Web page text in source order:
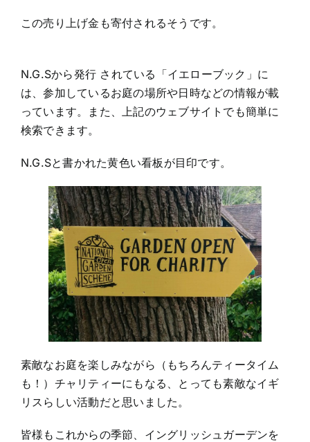
この売り上げ金も寄付されるそうです。
N.G.Sから発行 されている「イエローブック」に
は、参加しているお庭の場所や日時などの情報が載
っています。また、上記のウェブサイトでも簡単に
検索できます。
N.G.Sと書かれた黄色い看板が目印です。
素敵なお庭を楽しみながら（もちろんティータイム
も！）チャリティーにもなる、とっても素敵なイギ
リスらしい活動だと思いました。
皆様もこれからの季節、イングリッシュガーデンを